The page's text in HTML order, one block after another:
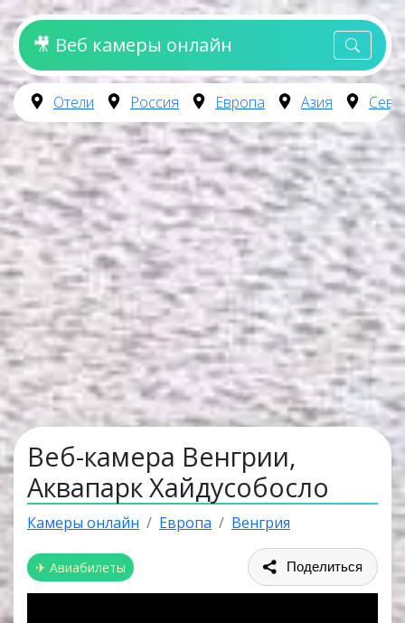
🎥 Веб камеры онлайн
Отели Россия Европа Азия
Веб-камера Венгрии,
Аквапарк Хайдусобосло
Камеры онлайн Европа Венгрия
✈ Авиабилеты Поделиться